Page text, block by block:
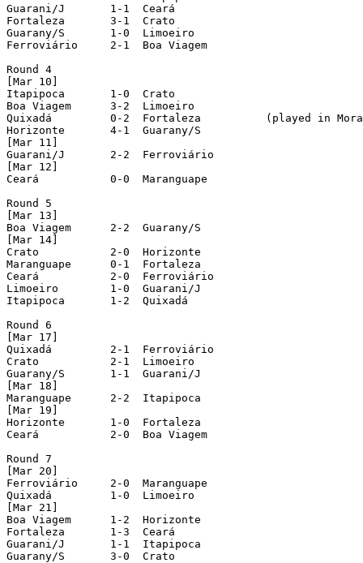
Guarani/J	1-1  Ceará
Fortaleza	3-1  Crato
Guarany/S	1-0  Limoeiro
Ferroviário	2-1  Boa Viagem
Round 4
[Mar 10]
Itapipoca	1-0  Crato
Boa Viagem	3-2  Limoeiro
Quixadá		0-2  Fortaleza		(played in Morada Nova)
Horizonte	4-1  Guarany/S
[Mar 11]
Guarani/J	2-2  Ferroviário
[Mar 12]
Ceará		0-0  Maranguape
Round 5
[Mar 13]
Boa Viagem	2-2  Guarany/S
[Mar 14]
Crato		2-0  Horizonte
Maranguape	0-1  Fortaleza
Ceará		2-0  Ferroviário
Limoeiro	1-0  Guarani/J
Itapipoca	1-2  Quixadá
Round 6
[Mar 17]
Quixadá		2-1  Ferroviário
Crato		2-1  Limoeiro
Guarany/S	1-1  Guarani/J
[Mar 18]
Maranguape	2-2  Itapipoca
[Mar 19]
Horizonte	1-0  Fortaleza
Ceará		2-0  Boa Viagem
Round 7
[Mar 20]
Ferroviário	2-0  Maranguape
Quixadá		1-0  Limoeiro
[Mar 21]
Boa Viagem	1-2  Horizonte
Fortaleza	1-3  Ceará
Guarani/J	1-1  Itapipoca
Guarany/S	3-0  Crato